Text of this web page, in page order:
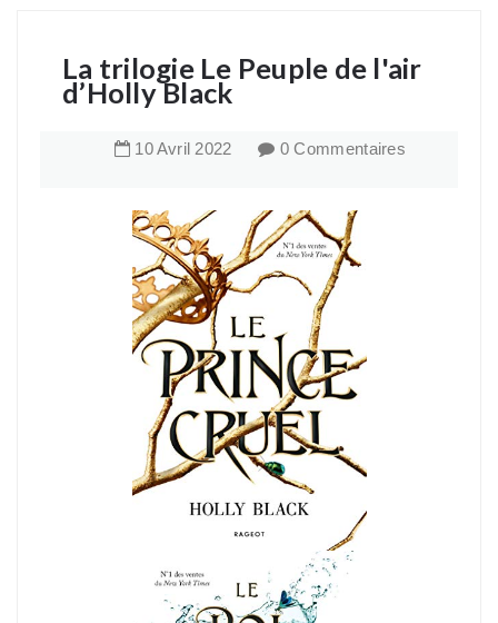
La trilogie Le Peuple de l'air
d’Holly Black
10Avril 2022 0 Commentaires